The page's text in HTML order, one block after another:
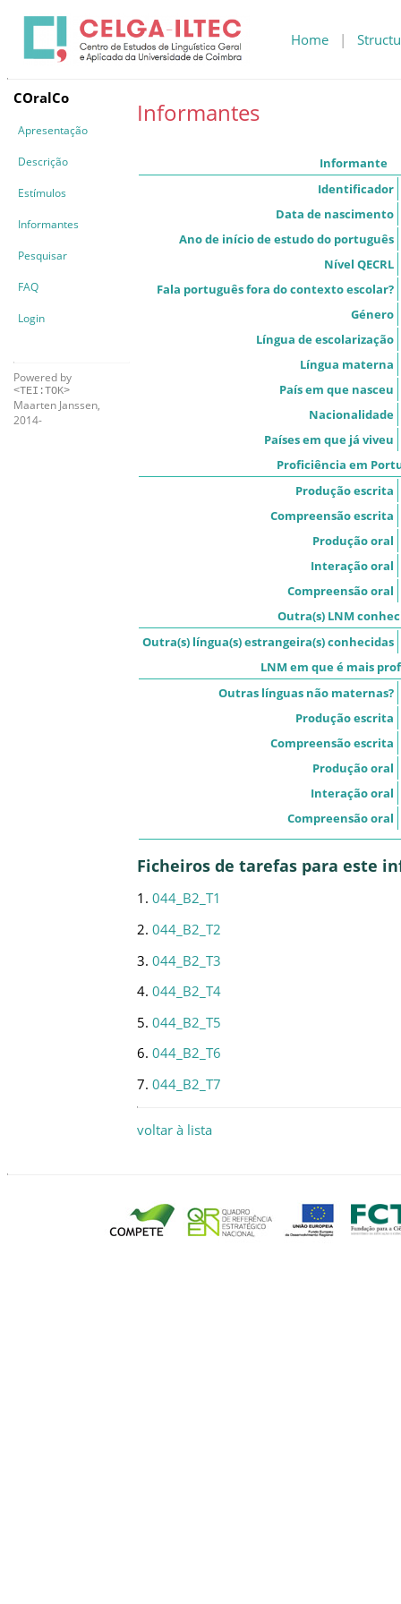
Home |
COralCo
Apresentação
Descrição
Estímulos
Informantes
Pesquisar
FAQ
Login
Powered by
<TEI:TOK>
Maarten Janssen,
2014-
Informantes
Informante
Identificador
Data de nascimento
Ano de início de estudo do português
Nível QECRL
Fala português fora do contexto escolar?
Género
Língua de escolarização
Língua materna
País em que nasceu
Nacionalidade
Países em que já viveu
Proficiência em
Produção escrita
Compreensão escrita
Produção oral
Interação oral
Compreensão oral
Outra(s) LNM
Outra(s) língua(s) estrangeira(s) conhecidas
LNM em que é mais
Outras línguas não maternas?
Produção escrita
Compreensão escrita
Produção oral
Interação oral
Compreensão oral
Ficheiros de tarefas para este
1. 044_B2_T1
2. 044_B2_T2
3. 044_B2_T3
4. 044_B2_T4
5. 044_B2_T5
6. 044_B2_T6
7. 044_B2_T7
voltar à lista